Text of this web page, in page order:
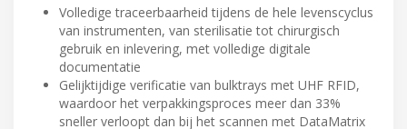
Volledige traceerbaarheid tijdens de hele levenscyclus
van instrumenten, van sterilisatie tot chirurgisch
gebruik en inlevering, met volledige digitale
documentatie
Gelijktijdige verificatie van bulktrays met UHF RFID,
waardoor het verpakkingsproces meer dan 33%
sneller verloopt dan bij het scannen met DataMatrix